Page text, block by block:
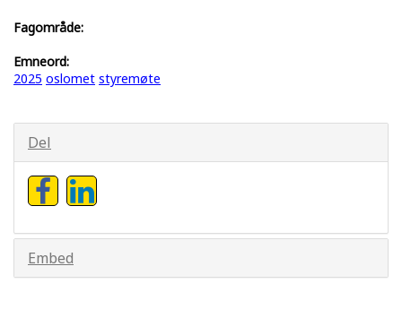
Fagområde:
Emneord:
2025 oslomet styremøte
Del
Embed